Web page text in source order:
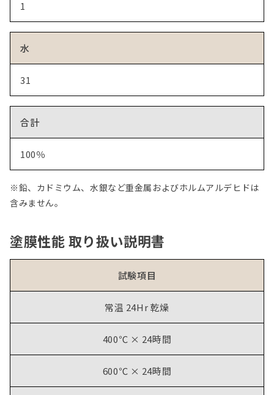
1
水
31
合計
100％
※鉛、カドミウム、水銀など重金属およびホルムアルデヒドは
含みません。
塗膜性能 取り扱い説明書
試験項目
常温 24Hr 乾燥
400℃ × 24時間
600℃ × 24時間